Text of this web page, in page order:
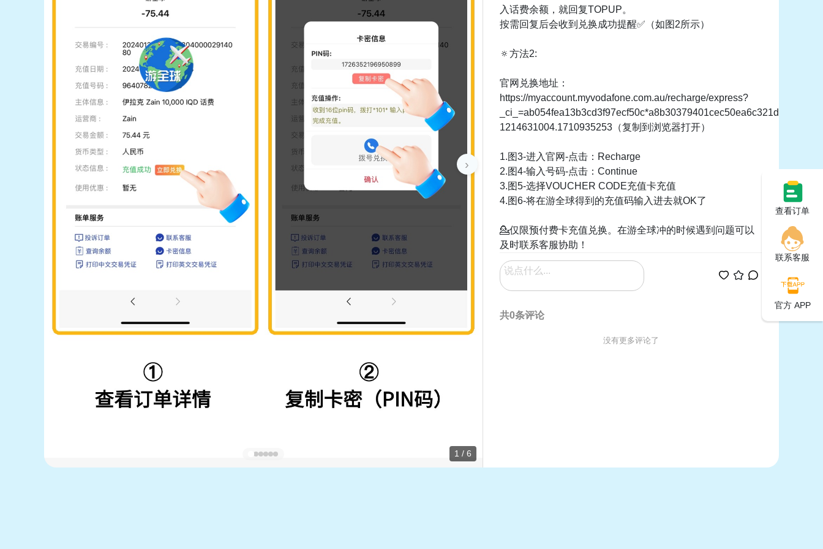
›
1 / 6
入话费余额，就回复TOPUP。
按需回复后会收到兑换成功提醒✅（如图2所示）
🔅方法2:
官网兑换地址：
https://myaccount.myvodafone.com.au/recharge/express?
1214631004.1710935253（复制到浏览器打开）
1.图3-进入官网-点击：Recharge
2.图4-输入号码-点击：Continue
3.图5-选择VOUCHER CODE充值卡充值
4.图6-将在游全球得到的充值码输入进去就OK了
💁仅限预付费卡充值兑换。在游全球冲的时候遇到问题可以
及时联系客服协助！
共0条评论
没有更多评论了
查看订单
联系客服
官方 APP